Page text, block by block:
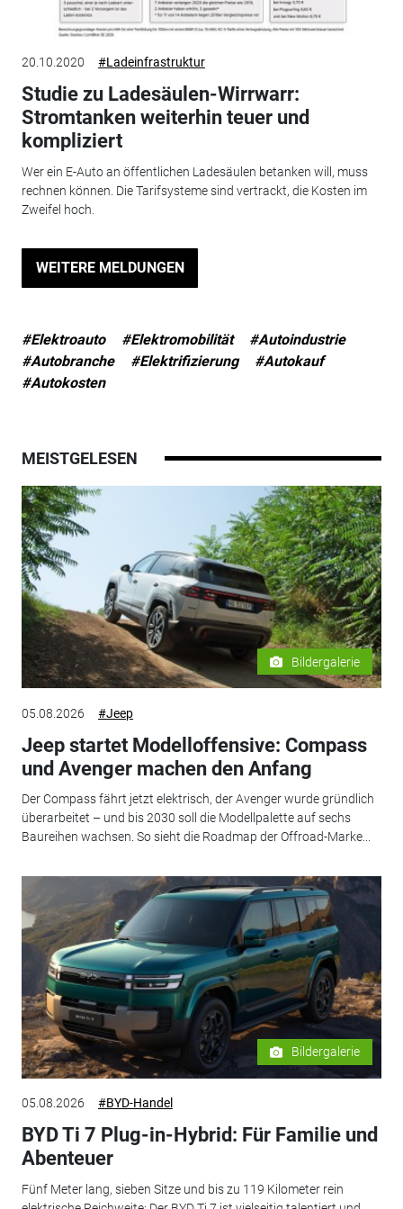
20.10.2020 #Ladeinfrastruktur
Studie zu Ladesäulen-Wirrwarr:
Stromtanken weiterhin teuer und
kompliziert
Wer ein E-Auto an öffentlichen Ladesäulen betanken will, muss
rechnen können. Die Tarifsysteme sind vertrackt, die Kosten im
Zweifel hoch.
WEITERE MELDUNGEN
#Elektroauto #Elektromobilität
#Autoindustrie
#Autobranche
#Elektrifizierung
#Autokauf
#Autokosten
MEISTGELESEN
Bildergalerie
05.08.2026 #Jeep
Jeep startet Modelloffensive: Compass
und Avenger machen den Anfang
Der Compass fährt jetzt elektrisch, der Avenger wurde gründlich
überarbeitet – und bis 2030 soll die Modellpalette auf sechs
Baureihen wachsen. So sieht die Roadmap der Offroad-Marke...
Bildergalerie
05.08.2026 #BYD-Handel
BYD Ti 7 Plug-in-Hybrid: Für Familie und
Abenteuer
Fünf Meter lang, sieben Sitze und bis zu 119 Kilometer rein